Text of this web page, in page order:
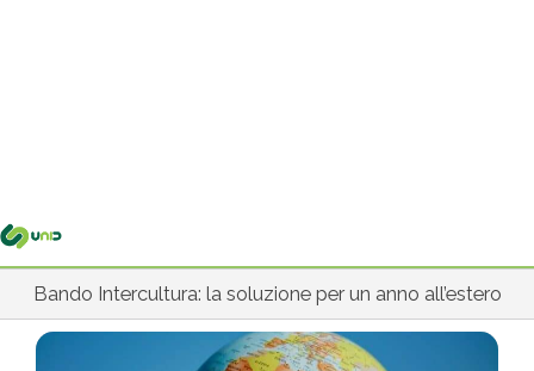
Bando Intercultura: la soluzione per un anno all’estero